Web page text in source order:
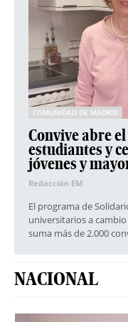
COMUNIDAD DE MADRID
Convive abre
estudiantes y
jóvenes y
Redacción EM
El programa de
universitarios a
suma más de 2.000
NACIONAL